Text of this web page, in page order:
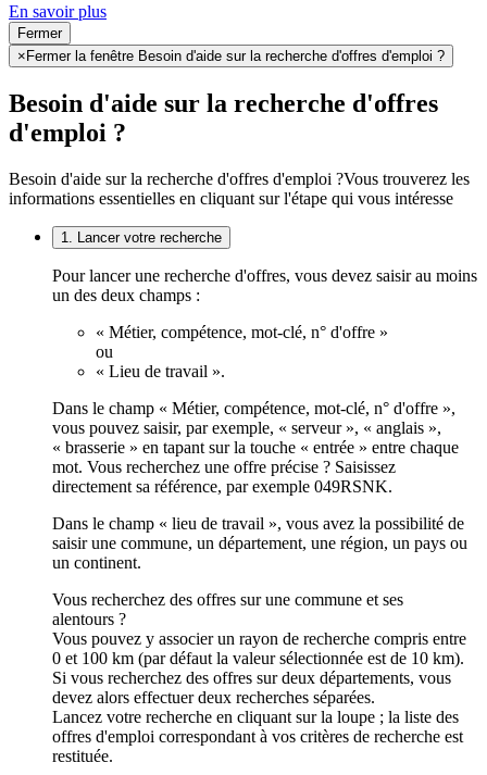
En savoir plus
Fermer
× Fermer la fenêtre Besoin d'aide sur la recherche d'offres d'emploi ?
Besoin d'aide sur la recherche d'offres
d'emploi ?
Besoin d'aide sur la recherche d'offres d'emploi ?Vous trouverez les
informations essentielles en cliquant sur l'étape qui vous intéresse
1. Lancer votre recherche
Pour lancer une recherche d'offres, vous devez saisir au moins
un des deux champs :
« Métier, compétence, mot-clé, n° d'offre »
ou
« Lieu de travail ».
Dans le champ « Métier, compétence, mot-clé, n° d'offre »,
vous pouvez saisir, par exemple, « serveur », « anglais »,
« brasserie » en tapant sur la touche « entrée » entre chaque
mot. Vous recherchez une offre précise ? Saisissez
directement sa référence, par exemple 049RSNK.
Dans le champ « lieu de travail », vous avez la possibilité de
saisir une commune, un département, une région, un pays ou
un continent.
Vous recherchez des offres sur une commune et ses
alentours ?
Vous pouvez y associer un rayon de recherche compris entre
0 et 100 km (par défaut la valeur sélectionnée est de 10 km).
Si vous recherchez des offres sur deux départements, vous
devez alors effectuer deux recherches séparées.
Lancez votre recherche en cliquant sur la loupe ; la liste des
offres d'emploi correspondant à vos critères de recherche est
restituée.